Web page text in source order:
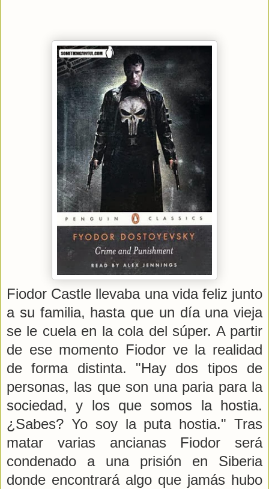
Fiodor Castle llevaba una vida feliz junto
a su familia, hasta que un día una vieja
se le cuela en la cola del súper. A partir
de ese momento Fiodor ve la realidad
de forma distinta. "Hay dos tipos de
personas, las que son una paria para la
sociedad, y los que somos la hostia.
¿Sabes? Yo soy la puta hostia." Tras
matar varias ancianas Fiodor será
condenado a una prisión en Siberia
donde encontrará algo que jamás hubo